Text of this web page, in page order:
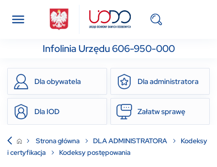
Infolinia Urzędu 606-950-000
Dla obywatela Dla administratora
Dla IOD Załatw sprawę
Strona główna DLA ADMINISTRATORA
Kodeksy
i certyfikacja
Kodeksy postępowania